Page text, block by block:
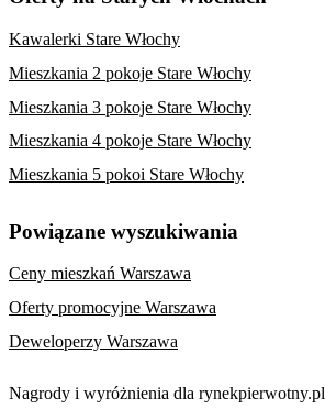
Kawalerki Stare Włochy
Mieszkania 2 pokoje Stare Włochy
Mieszkania 3 pokoje Stare Włochy
Mieszkania 4 pokoje Stare Włochy
Mieszkania 5 pokoi Stare Włochy
Powiązane wyszukiwania
Ceny mieszkań Warszawa
Oferty promocyjne Warszawa
Deweloperzy Warszawa
Nagrody i wyróżnienia dla rynekpierwotny.pl